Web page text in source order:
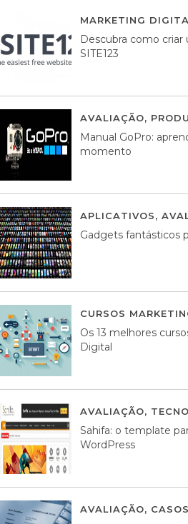
MARKETING
Descubra como
SITE123
AVALIAÇÃO,
Manual GoPro:
momento
APLICATIVOS,
Gadgets fantásticos
CURSOS
Os 13 melhores
Digital
AVALIAÇÃO,
Sahifa: o template
WordPress
AVALIAÇÃO,